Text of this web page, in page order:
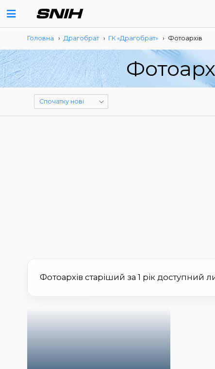
Головна › Драгобрат › ГК «Драгобрат» › Фотоархів
Фотоархів старіший за 1 рік доступний